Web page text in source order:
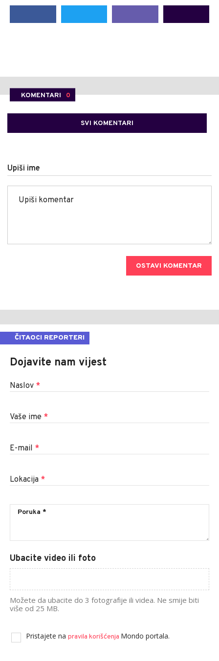
KOMENTARI 0
SVI KOMENTARI
Upiši ime
OSTAVI KOMENTAR
ČITAOCI REPORTERI
Dojavite nam vijest
Naslov *
Vaše ime *
E-mail *
Lokacija *
Ubacite video ili foto
Možete da ubacite do 3 fotografije ili videa. Ne smije biti
više od 25 MB.
Pristajete na pravila korišćenja Mondo portala.